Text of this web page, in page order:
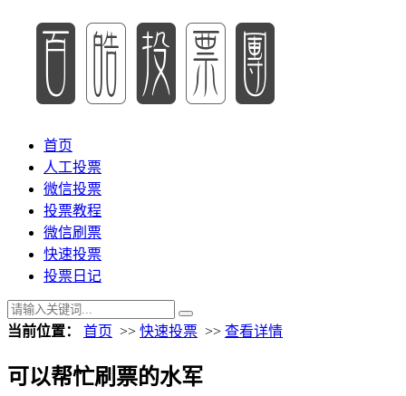
首页
人工投票
微信投票
投票教程
微信刷票
快速投票
投票日记
当前位置： 首页 >> 快速投票 >> 查看详情
可以帮忙刷票的水军